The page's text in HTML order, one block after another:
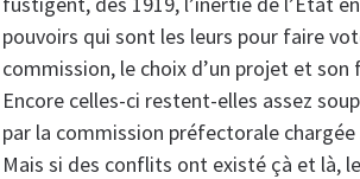
pouvoirs qui sont les leurs pour faire
commission, le choix d’un projet et
Encore celles-ci restent-elles assez
par la commission préfectorale
Mais si des conflits ont existé çà et là,